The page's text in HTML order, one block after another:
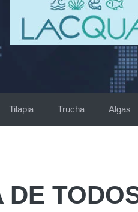
Tilapia Trucha Algas
DE